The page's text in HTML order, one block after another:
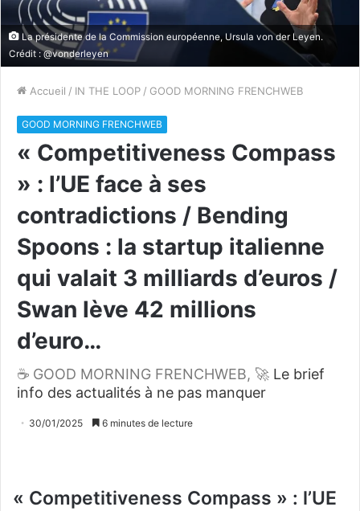
La présidente de la Commission européenne, Ursula von der Leyen.
Crédit : @vonderleyen
Accueil / IN THE LOOP / GOOD MORNING FRENCHWEB
GOOD MORNING FRENCHWEB
« Competitiveness Compass
» : l’UE face à ses
contradictions / Bending
Spoons : la startup italienne
qui valait 3 milliards d’euros /
Swan lève 42 millions
d’euro…
☕ GOOD MORNING FRENCHWEB, 🚀 Le brief
info des actualités à ne pas manquer
30/01/2025 6 minutes de lecture
« Competitiveness Compass » : l’UE